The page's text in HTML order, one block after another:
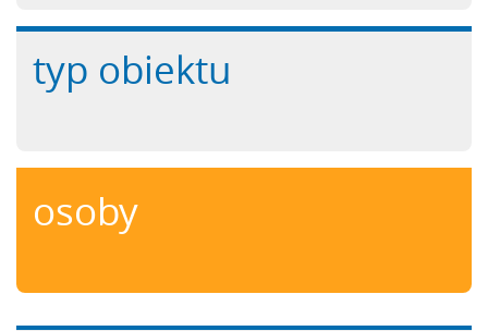
typ obiektu
osoby